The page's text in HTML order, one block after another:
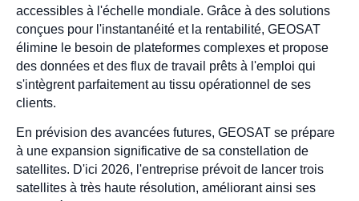
accessibles à l'échelle mondiale. Grâce à des solutions
conçues pour l'instantanéité et la rentabilité, GEOSAT
élimine le besoin de plateformes complexes et propose
des données et des flux de travail prêts à l'emploi qui
s'intègrent parfaitement au tissu opérationnel de ses
clients.
En prévision des avancées futures, GEOSAT se prépare
à une expansion significative de sa constellation de
satellites. D'ici 2026, l'entreprise prévoit de lancer trois
satellites à très haute résolution, améliorant ainsi ses